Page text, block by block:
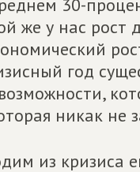
30-
же у нас
год
никак не
из кризиса